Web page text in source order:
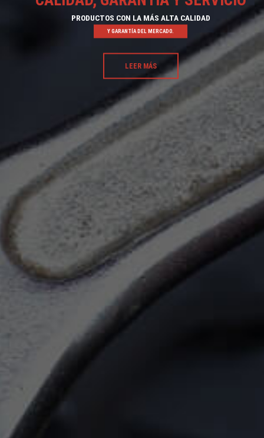
PRODUCTOS CON LA MÁS ALTA CALIDAD
Y GARANTÍA DEL MERCADO.
LEER MÁS